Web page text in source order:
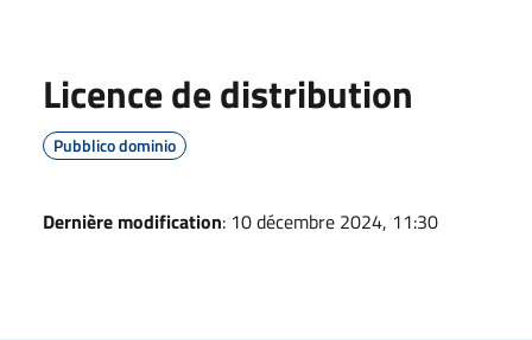
Licence de distribution
Pubblico dominio
Dernière modification: 10 décembre 2024, 11:30